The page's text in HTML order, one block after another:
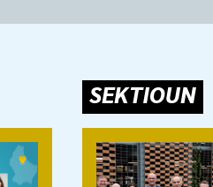
SEKTIOUN